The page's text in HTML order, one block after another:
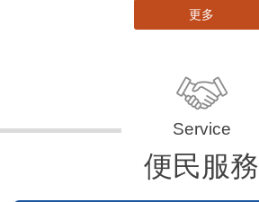
更多
便民服務